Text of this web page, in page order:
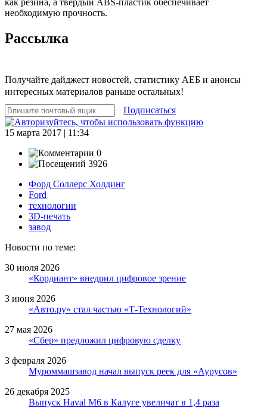
необходимую прочность.
Рассылка
Получайте дайджест новостей, статистику АЕБ и анонсы
интересных материалов раньше остальных!
Подписаться
15 марта 2017 | 11:34
0
3926
Форд Соллерс Холдинг
Ford
технологии
3D-печать
завод
Новости по теме:
30 июля 2026
«Кордиант» внедрил цифровое зрение
3 июня 2026
«Авто.ру» стал частью «Т-Технологий»
27 мая 2026
«Сбер» предложил цифровую сделку
3 февраля 2026
Муроммашзавод начал выпуск реек для «Аурусов»
26 декабря 2025
Выпуск Haval M6 в Калуге увеличат в 1,4 раза